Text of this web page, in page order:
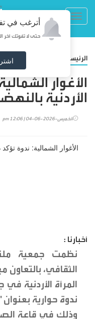
أترغب في
حتى لا تفوتك آخر
الرئيسية
الأغوار
الأردنية
الخميس-2026-06-04 | 12:06 pm
أخبارنا :
نظمت جمعية
الثقافي، بالتعاون
المرأة الأردنية
ندوة حوارية
وذلك في قاعة